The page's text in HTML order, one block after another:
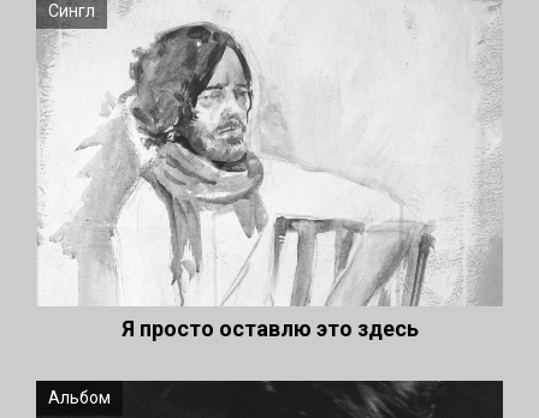
Сингл
Я просто оставлю это здесь
Альбом